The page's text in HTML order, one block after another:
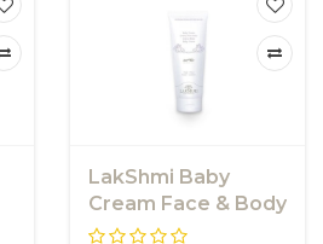
LakShmi Baby
Cream Face & Body
– Softening